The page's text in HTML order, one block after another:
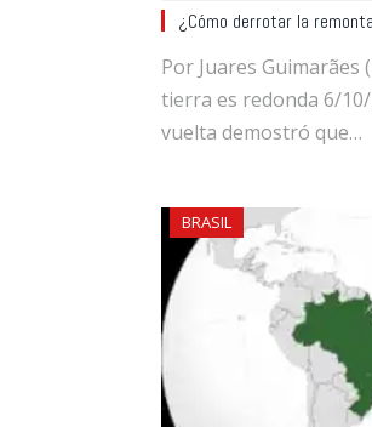
¿Cómo derrotar la
Por Juares Guimarães
tierra es redonda 6/
vuelta demostró que…
BRASIL